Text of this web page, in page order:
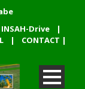
INSAH-Drive
|
| CONTACT |